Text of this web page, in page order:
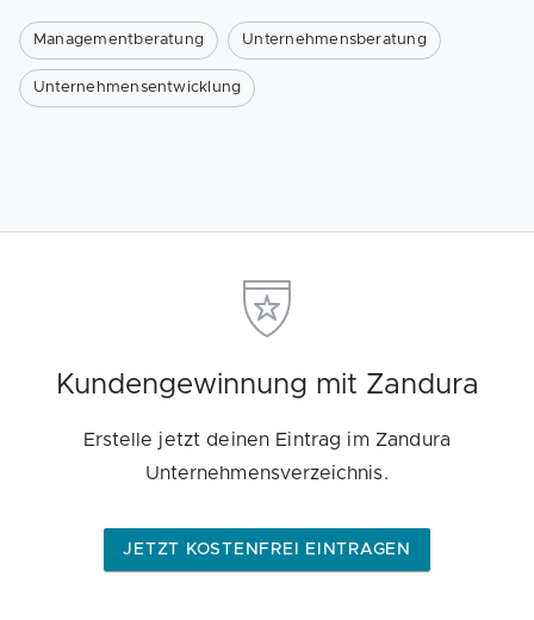
Managementberatung Unternehmensberatung
Unternehmensentwicklung
Kundengewinnung mit Zandura
Erstelle jetzt deinen Eintrag im Zandura
Unternehmensverzeichnis.
JETZT KOSTENFREI EINTRAGEN